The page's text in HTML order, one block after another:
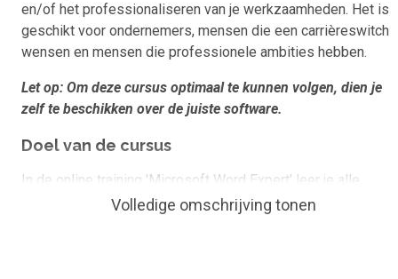
en/of het professionaliseren van je werkzaamheden. Het is
geschikt voor ondernemers, mensen die een carrièreswitch
wensen en mensen die professionele ambities hebben.
Let op: Om deze cursus optimaal te kunnen volgen, dien je
zelf te beschikken over de juiste software.
Doel van de cursus
In de online training 'Microsoft Word Expert' leer je alle
functies van Word goed kennen waardoor je productiever
Volledige omschrijving tonen